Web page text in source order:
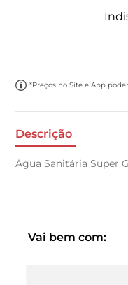
*Preços no Site e App
Descrição
Água Sanitária Super
Vai bem com: